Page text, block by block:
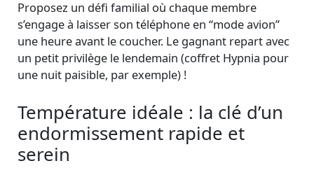
Proposez un défi familial où chaque membre
s’engage à laisser son téléphone en “mode avion”
une heure avant le coucher. Le gagnant repart avec
un petit privilège le lendemain (coffret Hypnia pour
une nuit paisible, par exemple) !
Température idéale : la clé d’un
endormissement rapide et
serein